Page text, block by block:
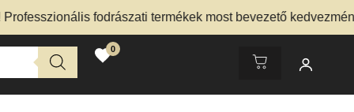
fodrászati termékek most bevezető
0